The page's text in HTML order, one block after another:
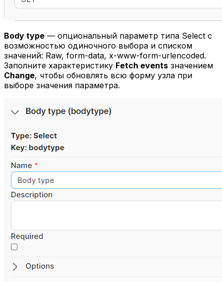
Body type — опциональный параметр типа Select с
возможностью одиночного выбора и списком
значений: Raw, form-data, x-www-form-urlencoded.
Заполните характеристику Fetch events значением
Change, чтобы обновлять всю форму узла при
выборе значения параметра.